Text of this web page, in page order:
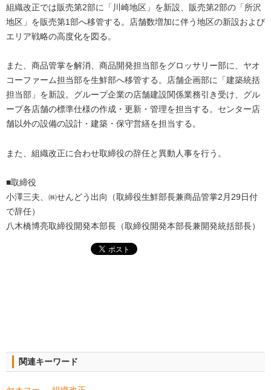
組織改正では販売第2部に「川崎地区」を新設、販売第2部の「所沢
地区」を販売第1部へ移管する。店舗数増加に伴う地区の新設および
エリア戦略の高度化を図る。
また、商品管掌を解消、商品開発担当部をグロッサリー部に、ヤオ
コーファーム担当部を生鮮部へ移管する。店舗企画部に「建築統括
担当部」を新設。グループ企業の店舗建設関係業務引き受け、グル
ープ各店舗の標準仕様の作成・更新・管理を担当する。センター店
舗以外の設備の設計・建築・保守営繕を担当する。
また、組織改正に合わせ取締役の辞任と異動人事を行う。
■取締役
小澤三夫、㈱せんどう出向（取締役生鮮部長兼商品管掌2月29日付
で辞任）
八木橋博亮取締役開発本部長（取締役開発本部長兼開発統括部長）
関連キーワード